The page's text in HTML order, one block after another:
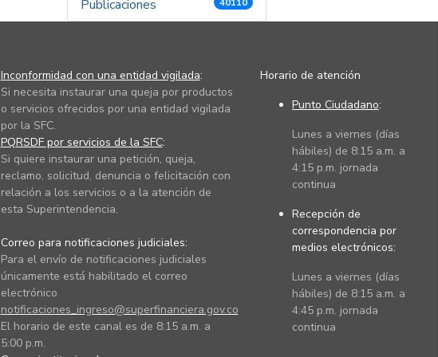
Publicaciones 40110
Inconformidad con una entidad vigilada:
Si necesita instaurar una queja por productos
o servicios ofrecidos por una entidad vigilada
por la SFC.
PQRSDF por servicios de la SFC:
Si quiere instaurar una petición, queja,
reclamo, solicitud, denuncia o felicitación con
relación a los servicios o a la atención de
esta Superintendencia.
Correo para notificaciones judiciales:
Para el envío de notificaciones judiciales
únicamente está habilitado el correo
electrónico
notificaciones_ingreso@superfinanciera.gov.co
El horario de este canal es de 8:15 a.m. a
5:00 p.m.
Horario de atención
Punto Ciudadano:
Lunes a viernes (días
hábiles) de 8:15 a.m. a
4:15 p.m. jornada
continua
Recepción de
correspondencia por
medios electrónicos:
Lunes a viernes (días
hábiles) de 8:15 a.m. a
4:45 p.m. jornada
continua